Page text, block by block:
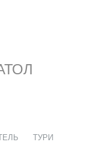
ТУРИ